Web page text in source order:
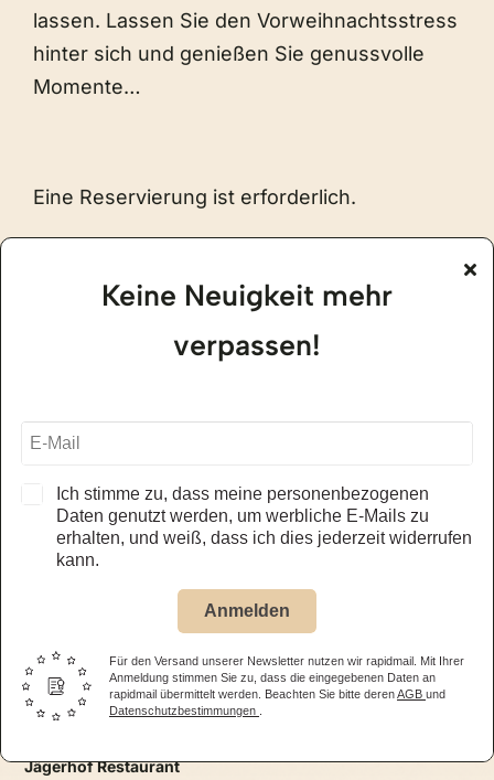
lassen. Lassen Sie den Vorweihnachtsstress
hinter sich und genießen Sie genussvolle
Momente…
Eine Reservierung ist erforderlich.
Öffnungszeiten
täglich, 09.30 – 17.30 Uhr
alle Öffnungszeiten – Museum
Jägerhof Restaurant
Keine Neuigkeit mehr
verpassen!
Ich stimme zu, dass meine personenbezogenen
Daten genutzt werden, um werbliche E-Mails zu
erhalten, und weiß, dass ich dies jederzeit widerrufen
kann.
Anmelden
Für den Versand unserer Newsletter nutzen wir rapidmail. Mit Ihrer
Anmeldung stimmen Sie zu, dass die eingegebenen Daten an
rapidmail übermittelt werden. Beachten Sie bitte derenAGB und
Datenschutzbestimmungen